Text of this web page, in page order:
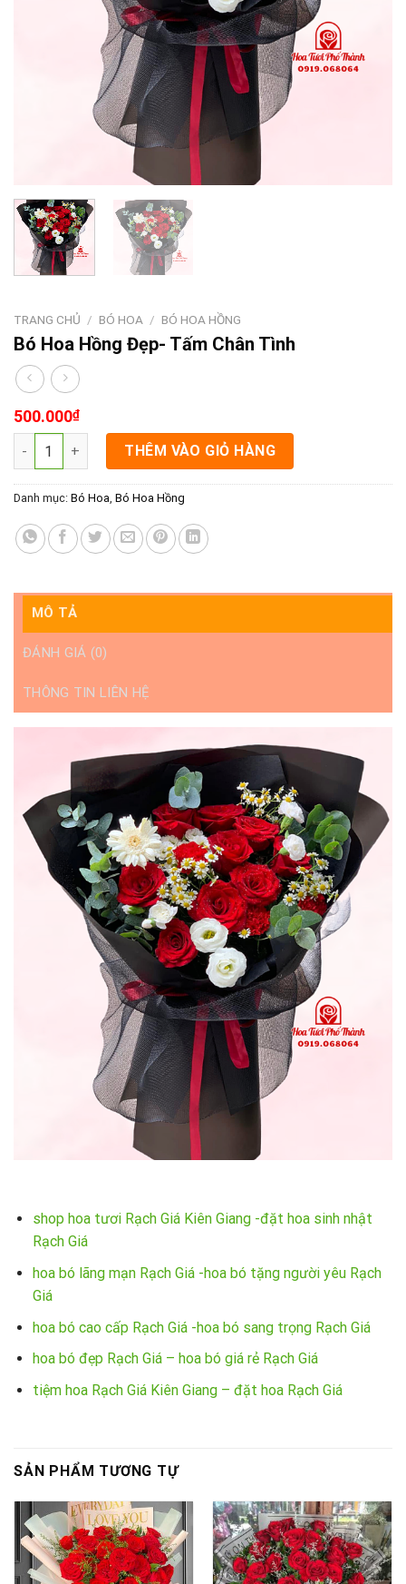
TRANG CHỦ / BÓ HOA / BÓ HOA HỒNG
Bó Hoa Hồng Đẹp- Tấm Chân Tình
500.000₫
Bó Hoa Hồng Đẹp- Tấm Chân Tình số lượng
THÊM VÀO GIỎ HÀNG
Danh mục: Bó Hoa, Bó Hoa Hồng
MÔ TẢ
ĐÁNH GIÁ (0)
THÔNG TIN LIÊN HỆ
shop hoa tươi Rạch Giá Kiên Giang -đặt hoa sinh nhật
Rạch Giá
hoa bó lãng mạn Rạch Giá -hoa bó tặng người yêu Rạch
Giá
hoa bó cao cấp Rạch Giá -hoa bó sang trọng Rạch Giá
hoa bó đẹp Rạch Giá – hoa bó giá rẻ Rạch Giá
tiệm hoa Rạch Giá Kiên Giang – đặt hoa Rạch Giá
SẢN PHẨM TƯƠNG TỰ